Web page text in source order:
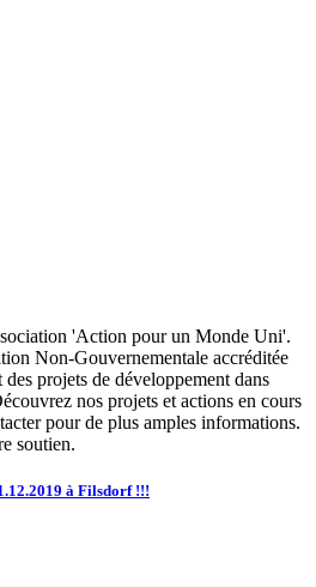
'Action pour un Monde Uni'.
Non-Gouvernementale accréditée
projets de développement dans
nos projets et actions en cours
pour de plus amples informations.
soutien.
à Filsdorf !!!